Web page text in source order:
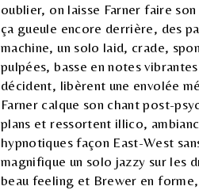
oublier, on laisse Farner faire
ça gueule encore derrière, des
machine, un solo laid, crade,
pulpées, basse en notes
décident, libèrent une envolée
Farner calque son chant post-
plans et ressortent illico,
hypnotiques façon East-West
magnifique un solo jazzy sur les
beau feeling et Brewer en